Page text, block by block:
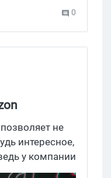
0
не
интересное,
у компании
под